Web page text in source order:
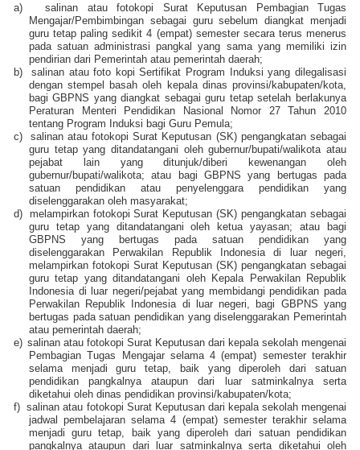
a)
salinan atau fotokopi Surat Keputusan Pembagian Tugas
Mengajar/Pembimbingan sebagai guru sebelum diangkat menjadi
guru tetap paling sedikit 4 (empat) semester secara terus menerus
pada satuan administrasi pangkal yang sama yang memiliki izin
pendirian dari Pemerintah atau pemerintah daerah;
b)
salinan atau foto kopi Sertifikat Program Induksi yang dilegalisasi
dengan stempel basah oleh kepala dinas provinsi/kabupaten/kota,
bagi GBPNS yang diangkat sebagai guru tetap setelah berlakunya
Peraturan Menteri Pendidikan Nasional Nomor 27 Tahun 2010
tentang Program Induksi bagi Guru Pemula;
c)
salinan atau fotokopi Surat Keputusan (SK) pengangkatan sebagai
guru tetap yang ditandatangani oleh gubernur/bupati/walikota atau
pejabat lain yang ditunjuk/diberi kewenangan oleh
gubernur/bupati/walikota; atau bagi GBPNS yang bertugas pada
satuan pendidikan atau penyelenggara pendidikan yang
diselenggarakan oleh masyarakat;
d) melampirkan fotokopi Surat Keputusan (SK) pengangkatan sebagai
guru tetap yang ditandatangani oleh ketua yayasan; atau bagi
GBPNS yang bertugas pada satuan pendidikan yang
diselenggarakan Perwakilan Republik Indonesia di luar negeri,
melampirkan fotokopi Surat Keputusan (SK) pengangkatan sebagai
guru tetap yang ditandatangani oleh Kepala Perwakilan Republik
Indonesia di luar negeri/pejabat yang membidangi pendidikan pada
Perwakilan Republik Indonesia di luar negeri, bagi GBPNS yang
bertugas pada satuan pendidikan yang diselenggarakan Pemerintah
atau pemerintah daerah;
e) salinan atau fotokopi Surat Keputusan dari kepala sekolah mengenai
Pembagian Tugas Mengajar selama 4 (empat) semester terakhir
selama menjadi guru tetap, baik yang diperoleh dari satuan
pendidikan pangkalnya ataupun dari luar satminkalnya serta
diketahui oleh dinas pendidikan provinsi/kabupaten/kota;
f) salinan atau fotokopi Surat Keputusan dari kepala sekolah mengenai
jadwal pembelajaran selama 4 (empat) semester terakhir selama
menjadi guru tetap, baik yang diperoleh dari satuan pendidikan
pangkalnya ataupun dari luar satminkalnya serta diketahui oleh